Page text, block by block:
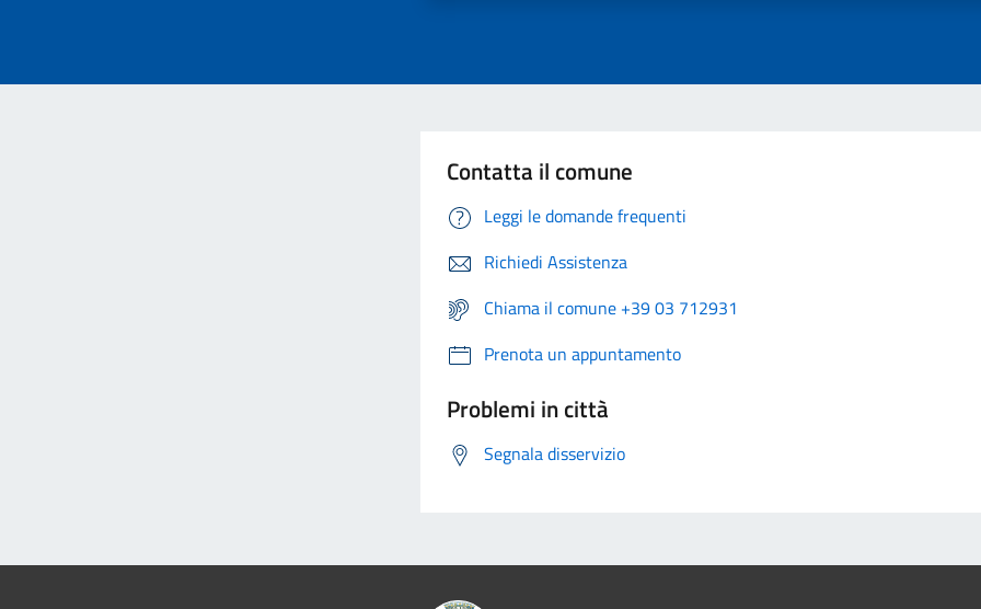
Contatta il comune
Leggi le domande frequenti
Richiedi Assistenza
Chiama il comune +39 03 712931
Prenota un appuntamento
Problemi in città
Segnala disservizio